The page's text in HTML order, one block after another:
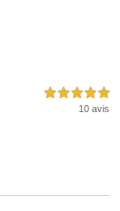
5,0 étoiles sur 5
10 avis